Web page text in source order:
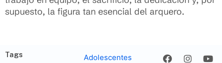
supuesto, la figura tan esencial del arquero.
Tags
Adolescentes